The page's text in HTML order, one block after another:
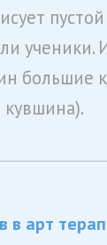
ученики.
большие
кувшина).
в арт